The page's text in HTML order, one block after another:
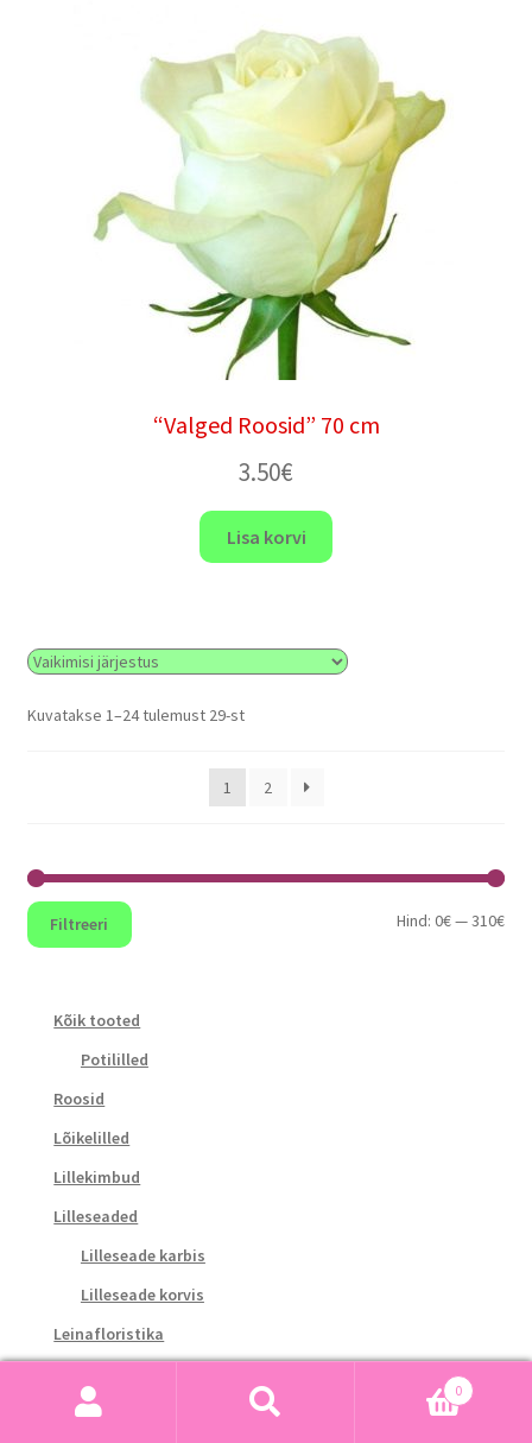
“Valged Roosid” 70 cm
3.50€
Lisa korvi
Kuvatakse 1–24 tulemust 29-st
1 2
Filtreeri Hind:0€—310€
Kõik tooted
Potililled
Roosid
Lõikelilled
Lillekimbud
Lilleseaded
Lilleseade karbis
Lilleseade korvis
Leinafloristika
Gourmet ja kingitused
0